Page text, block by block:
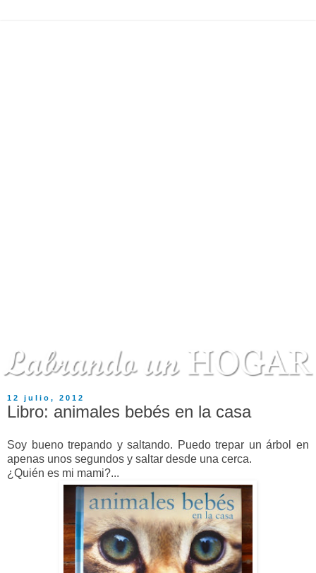
12 julio, 2012
Libro: animales bebés en la casa
Soy bueno trepando y saltando. Puedo trepar un árbol en
apenas unos segundos y saltar desde una cerca.
¿Quién es mi mami?...